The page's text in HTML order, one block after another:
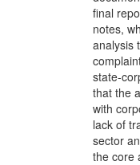
final
notes,
analysis
state-
that the
with
lack of
sector
the core